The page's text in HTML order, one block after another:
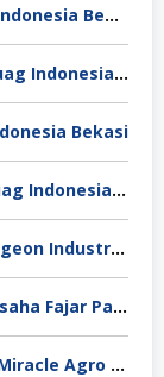
Operator Forklift PT Ekno Yuag Indonesia Bekasi
Operator Die Casting PT Ekno Yuag Indonesia Bekasi
Bekasi
Operator CNC Milling PT Ekno Yuag Indonesia Bekasi
Operator Produksi PT Eastern Pigeon Industry Deli Serdang
Pengawas Lapangan CV Karya Usaha Fajar Pasuruan
Operator Produksi Makanan CV Miracle Agro Spices Sidoarjo